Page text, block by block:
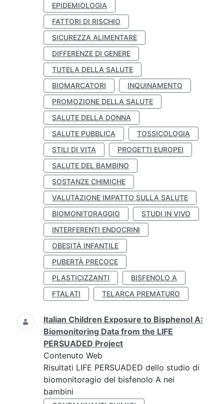
EPIDEMIOLOGIA
FATTORI DI RISCHIO
SICUREZZA ALIMENTARE
DIFFERENZE DI GENERE
TUTELA DELLA SALUTE
BIOMARCATORI
INQUINAMENTO
PROMOZIONE DELLA SALUTE
SALUTE DELLA DONNA
SALUTE PUBBLICA
TOSSICOLOGIA
STILI DI VITA
PROGETTI EUROPEI
SALUTE DEL BAMBINO
SOSTANZE CHIMICHE
VALUTAZIONE IMPATTO SULLA SALUTE
BIOMONITORAGGIO
STUDI IN VIVO
INTERFERENTI ENDOCRINI
OBESITÀ INFANTILE
PUBERTÀ PRECOCE
PLASTICIZZANTI
BISFENOLO A
FTALATI
TELARCA PREMATURO
Italian Children Exposure to Bisphenol A:
Biomonitoring Data from the LIFE
PERSUADED Project
Contenuto Web
Risultati LIFE PERSUADED dello studio di
biomonitoragio del bisfenolo A nei
bambini